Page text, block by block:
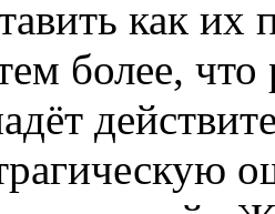
как их
более,